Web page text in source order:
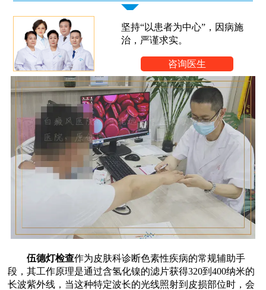
坚持“以患者为中心”，因病施
治，严谨求实。
咨询医生
伍德灯检查作为皮肤科诊断色素性疾病的常规辅助手
段，其工作原理是通过含氢化镍的滤片获得320到400纳米的
长波紫外线，当这种特定波长的光线照射到皮损部位时，会